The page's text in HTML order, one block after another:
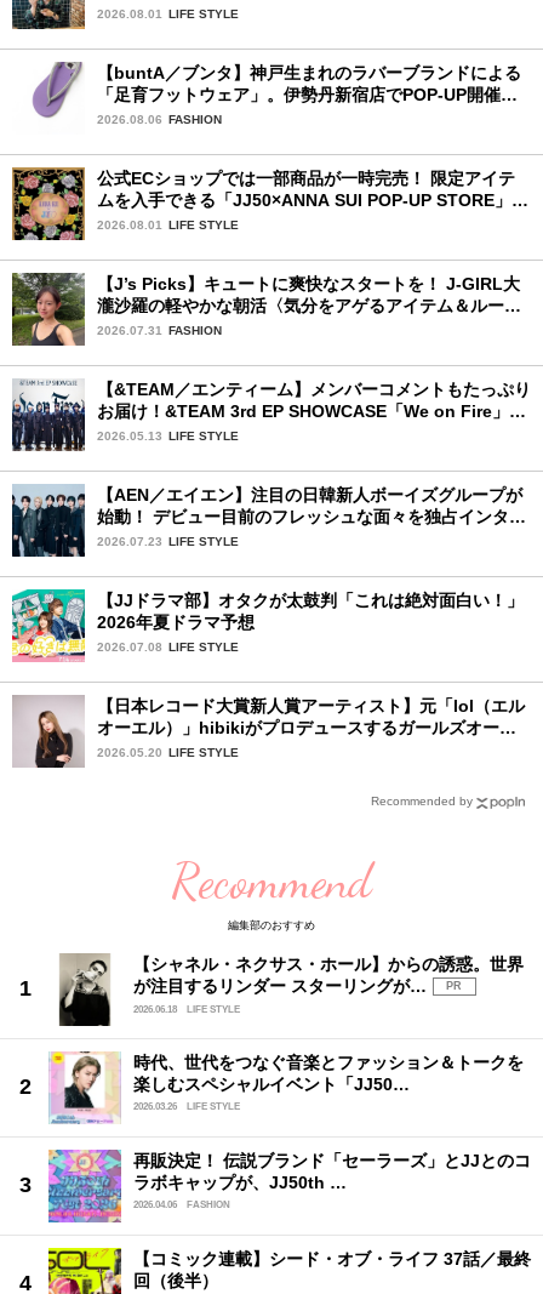
2026.08.01 LIFE STYLE
【buntA／ブンタ】神戸生まれのラバーブランドによる
「足育フットウェア」。伊勢丹新宿店でPOP-UP開催
中！
2026.08.06 FASHION
公式ECショップでは一部商品が一時完売！ 限定アイテ
ムを入手できる「JJ50×ANNA SUI POP-UP STORE」が
広島で開催決定
2026.08.01 LIFE STYLE
【J’s Picks】キュートに爽快なスタートを！ J-GIRL大
瀧沙羅の軽やかな朝活〈気分をアゲるアイテム＆ルーテ
ィーン〉
2026.07.31 FASHION
【&TEAM／エンティーム】メンバーコメントもたっぷり
お届け！&TEAM 3rd EP SHOWCASE「We on Fire」を
詳細レポート【前編】
2026.05.13 LIFE STYLE
【AEN／エイエン】注目の日韓新人ボーイズグループが
始動！ デビュー目前のフレッシュな面々を独占インタビ
ュー。7人の魅力に迫ります♪
2026.07.23 LIFE STYLE
【JJドラマ部】オタクが太鼓判「これは絶対面白い！」
2026年夏ドラマ予想
2026.07.08 LIFE STYLE
【日本レコード大賞新人賞アーティスト】元「lol（エル
オーエル）」hibikiがプロデュースするガールズオーデ
ィションが始動！ 応募は5月31日（日）まで
2026.05.20 LIFE STYLE
Recommended by
Recommend
編集部のおすすめ
【シャネル・ネクサス・ホール】からの誘惑。世界
が注目するリンダー スターリングが…
PR
2026.06.18
LIFE STYLE
時代、世代をつなぐ音楽とファッション＆トークを
楽しむスペシャルイベント「JJ50…
2026.03.26 LIFE STYLE
再販決定！ 伝説ブランド「セーラーズ」とJJとのコ
ラボキャップが、JJ50th …
2026.04.06 FASHION
【コミック連載】シード・オブ・ライフ 37話／最終
回（後半）